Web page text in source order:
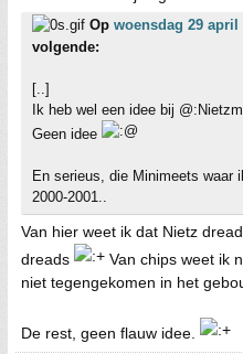
Op woensdag 29 april
volgende:
[..]
Ik heb wel een idee bij
Geen idee
En serieus, die Minimeets waar
2000-2001..
Van hier weet ik dat Nietz
dreads
Van chips weet ik
niet tegengekomen in het
De rest, geen flauw idee.